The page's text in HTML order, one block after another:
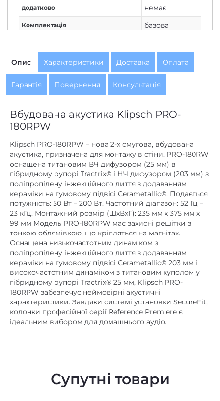
додатково немає
Комплектація базова
Дисплей Немає
Кількість каналів 1
Вихід на навушники Немає
Підключення
Дротове
Потужність колонок, Вт
Потужність сабвуфера, Вт немає
AirPlay немає
Bluetooth немає
DLNA немає
Ethernet немає
mini Jack 3,5 mm немає
NFC немає
немає
Wi-Fi немає
Автономність, год. (ємність
акумулятора, мАг)
немає
Вбудований мікрофон немає
Опис Характеристики Доставка Оплата
Гарантія Повернення Консультація
Вбудована акустика Klipsch PRO-
180RPW
Klipsch PRO-180RPW – нова 2-х смугова, вбудована
акустика, призначена для монтажу в стіни. PRO-180RW
оснащена титановим ВЧ дифузором (25 мм) в
гібридному рупорі Tractrix® і НЧ дифузором (203 мм) з
поліпропілену інжекційного лиття з додаванням
кераміки на гумовому підвісі Cerametallic®. Подається
потужність: 50 Вт – 200 Вт. Частотний діапазон: 52 Гц –
23 кГц. Монтажний розмір (ШхВхГ): 235 мм х 375 мм х
99 мм Модель PRO-180RPW має захисні решітки з
тонкою облямівкою, що кріпляться на магнітах.
Оснащена низькочастотним динаміком з
поліпропілену інжекційного лиття з додаванням
кераміки на гумовому підвісі Cerametallic® 203 мм і
високочастотним динаміком з титановим куполом у
гібридному рупорі Tractrix® 25 мм, Klipsch PRO-
180RPW забезпечує неймовірні акустичні
характеристики. Завдяки системі установки SecureFit,
колонки професійної серії Reference Premiere є
ідеальним вибором для домашнього аудіо.
Супутні товари